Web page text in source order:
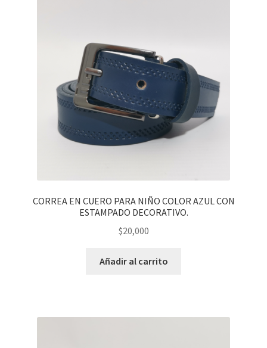
CORREA EN CUERO PARA NIÑO COLOR AZUL CON
ESTAMPADO DECORATIVO.
$20,000
Añadir al carrito